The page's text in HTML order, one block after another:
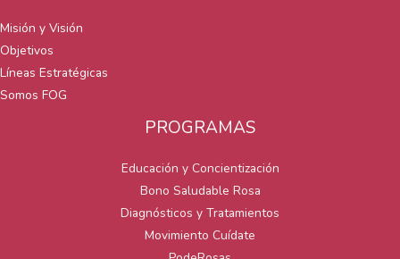
Misión y Visión
Objetivos
Líneas Estratégicas
Somos FOG
PROGRAMAS
Educación y Concientización
Bono Saludable Rosa
Diagnósticos y Tratamientos
Movimiento Cuídate